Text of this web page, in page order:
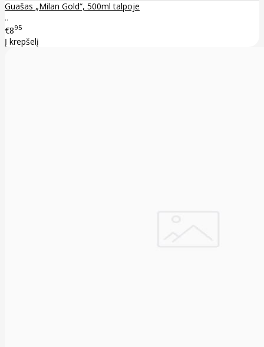
Guašas „Milan Gold“, 500ml talpoje
..
€895
Į krepšelį